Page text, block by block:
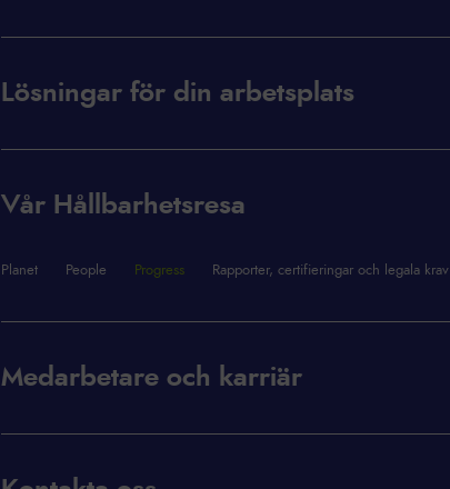
Lösningar för din arbetsplats
Vår Hållbarhetsresa
Planet People Progress Rapporter, certifieringar och legala krav
Medarbetare och karriär